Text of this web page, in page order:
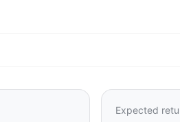
Expected